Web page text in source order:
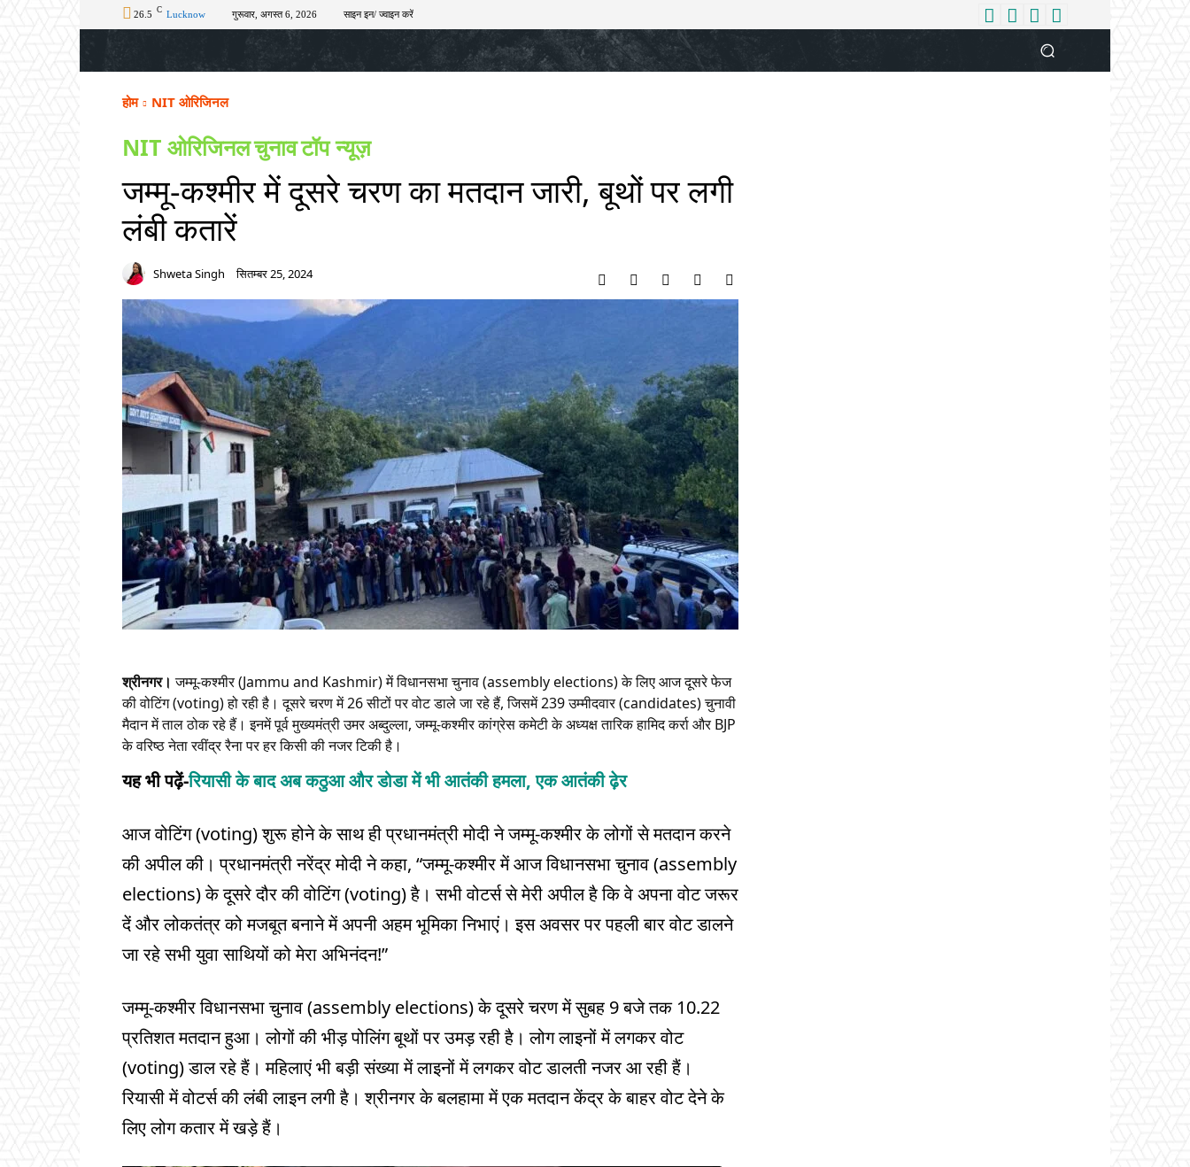
26.5 C Lucknow गुरूवार, अगस्त 6, 2026 साइन इन/ ज्वाइन करें
अपराध चुनाव खेल टेक – ऑटो राज्य मनोरंजन लाइफस्टाइल बिजनेस आपकी आवाज
होम NIT ओरिजिनल
NIT ओरिजिनलचुनावटॉप न्यूज़
जम्मू-कश्मीर में दूसरे चरण का मतदान जारी, बूथों पर लगी
लंबी कतारें
Shweta Singh सितम्बर 25, 2024
श्रीनगर।जम्मू-कश्मीर (Jammu and Kashmir) में विधानसभा चुनाव (assembly elections) के लिए आज दूसरे फेज
की वोटिंग (voting) हो रही है। दूसरे चरण में 26 सीटों पर वोट डाले जा रहे हैं, जिसमें 239 उम्मीदवार (candidates) चुनावी
मैदान में ताल ठोक रहे हैं। इनमें पूर्व मुख्यमंत्री उमर अब्दुल्ला, जम्मू-कश्मीर कांग्रेस कमेटी के अध्यक्ष तारिक हामिद कर्रा और BJP
के वरिष्ठ नेता रवींद्र रैना पर हर किसी की नजर टिकी है।
यह भी पढ़ें-रियासी के बाद अब कठुआ और डोडा में भी आतंकी हमला, एक आतंकी ढ़ेर
आज वोटिंग (voting) शुरू होने के साथ ही प्रधानमंत्री मोदी ने जम्मू-कश्मीर के लोगों से मतदान करने
की अपील की। प्रधानमंत्री नरेंद्र मोदी ने कहा, “जम्मू-कश्मीर में आज विधानसभा चुनाव (assembly
elections) के दूसरे दौर की वोटिंग (voting) है। सभी वोटर्स से मेरी अपील है कि वे अपना वोट जरूर
दें और लोकतंत्र को मजबूत बनाने में अपनी अहम भूमिका निभाएं। इस अवसर पर पहली बार वोट डालने
जा रहे सभी युवा साथियों को मेरा अभिनंदन!”
जम्मू-कश्मीर विधानसभा चुनाव (assembly elections) के दूसरे चरण में सुबह 9 बजे तक 10.22
प्रतिशत मतदान हुआ। लोगों की भीड़ पोलिंग बूथों पर उमड़ रही है। लोग लाइनों में लगकर वोट
(voting) डाल रहे हैं। महिलाएं भी बड़ी संख्या में लाइनों में लगकर वोट डालती नजर आ रही हैं।
रियासी में वोटर्स की लंबी लाइन लगी है। श्रीनगर के बलहामा में एक मतदान केंद्र के बाहर वोट देने के
लिए लोग कतार में खड़े हैं।